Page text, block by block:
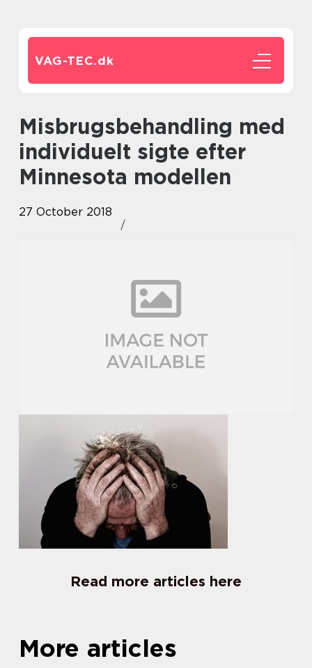
VAG-TEC.dk
Misbrugsbehandling med
individuelt sigte efter
Minnesota modellen
27 October 2018
Read more articles here
More articles